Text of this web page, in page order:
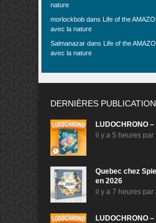
nature
morlockbob dans Life of the
avec la nature
Salmanazar dans Life of the
avec la nature
DERNIÈRES
LUDOCHRONO
il y a 5 heures par
Quebec chez
en 2026
il y a 7 heures par
LUDOCHRONO